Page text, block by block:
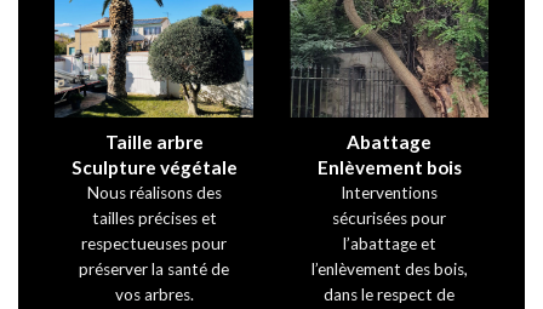
Taille arbre
Sculpture végétale
Nous réalisons des
tailles précises et
respectueuses pour
préserver la santé de
vos arbres.
Abattage
Enlèvement bois
Interventions
sécurisées pour
l’abattage et
l’enlèvement des bois,
dans le respect de